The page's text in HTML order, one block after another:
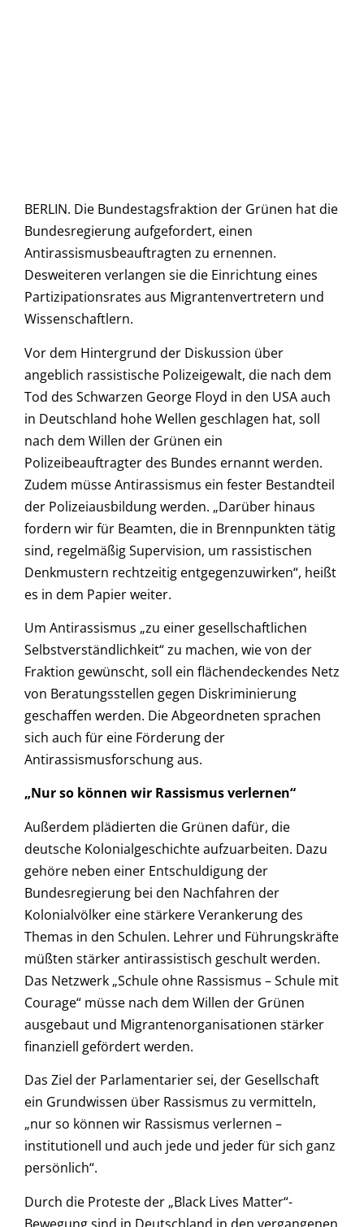
BERLIN. Die Bundestagsfraktion der Grünen hat die
Bundesregierung aufgefordert, einen
Antirassismusbeauftragten zu ernennen.
Desweiteren verlangen sie die Einrichtung eines
Partizipationsrates aus Migrantenvertretern und
Wissenschaftlern.
Vor dem Hintergrund der Diskussion über
angeblich rassistische Polizeigewalt, die nach dem
Tod des Schwarzen George Floyd in den USA auch
in Deutschland hohe Wellen geschlagen hat, soll
nach dem Willen der Grünen ein
Polizeibeauftragter des Bundes ernannt werden.
Zudem müsse Antirassismus ein fester Bestandteil
der Polizeiausbildung werden. „Darüber hinaus
fordern wir für Beamten, die in Brennpunkten tätig
sind, regelmäßig Supervision, um rassistischen
Denkmustern rechtzeitig entgegenzuwirken“, heißt
es in dem Papier weiter.
Um Antirassismus „zu einer gesellschaftlichen
Selbstverständlichkeit“ zu machen, wie von der
Fraktion gewünscht, soll ein flächendeckendes Netz
von Beratungsstellen gegen Diskriminierung
geschaffen werden. Die Abgeordneten sprachen
sich auch für eine Förderung der
Antirassismusforschung aus.
„Nur so können wir Rassismus verlernen“
Außerdem plädierten die Grünen dafür, die
deutsche Kolonialgeschichte aufzuarbeiten. Dazu
gehöre neben einer Entschuldigung der
Bundesregierung bei den Nachfahren der
Kolonialvölker eine stärkere Verankerung des
Themas in den Schulen. Lehrer und Führungskräfte
müßten stärker antirassistisch geschult werden.
Das Netzwerk „Schule ohne Rassismus – Schule mit
Courage“ müsse nach dem Willen der Grünen
ausgebaut und Migrantenorganisationen stärker
finanziell gefördert werden.
Das Ziel der Parlamentarier sei, der Gesellschaft
ein Grundwissen über Rassismus zu vermitteln,
„nur so können wir Rassismus verlernen –
institutionell und auch jede und jeder für sich ganz
persönlich“.
Durch die Proteste der „Black Lives Matter“-